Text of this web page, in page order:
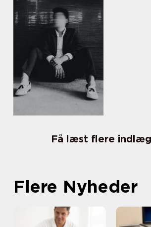
Få læst flere
Flere Nyheder